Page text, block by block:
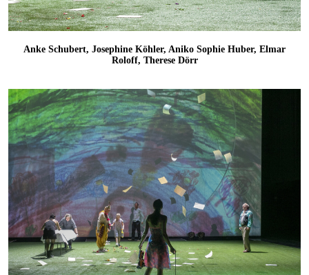
Anke Schubert, Josephine Köhler, Aniko Sophie Huber, Elmar
Roloff, Therese Dörr